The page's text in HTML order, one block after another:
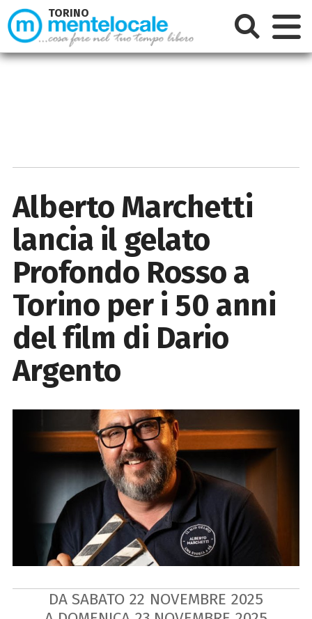
Alberto Marchetti
lancia il gelato
Profondo Rosso a
Torino per i 50 anni
del film di Dario
Argento
DA SABATO 22 NOVEMBRE 2025
TORINO